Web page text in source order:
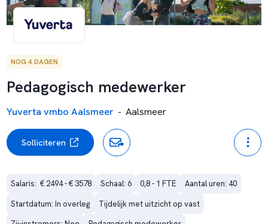
NOG 4 DAGEN
Pedagogisch medewerker
Yuverta vmbo Aalsmeer - Aalsmeer
Solliciteren
Salaris:  € 2494 - € 3578 Schaal: 6 0,8 - 1 FTE
Aantal uren: 40
Startdatum: In overleg
Tijdelijk met uitzicht op vast